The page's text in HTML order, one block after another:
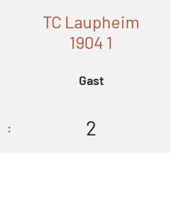
TC Laupheim
1904 1
Gast
: 2